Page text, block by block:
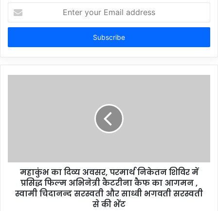
your
Email
महाकुंभ का दिव्य अवसर, परमार्थ निकेतन शिविर में
प्रसिद्ध फिल्म अभिनेत्री कैटरीना कैफ का आगमन ,
स्वामी चिदानन्द सरस्वती और साध्वी भगवती सरस्वती
से की भेंट